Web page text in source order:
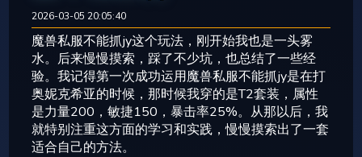
2026-03-05 20:05:40
魔兽私服不能抓jy这个玩法，刚开始我也是一头雾
水。后来慢慢摸索，踩了不少坑，也总结了一些经
验。我记得第一次成功运用魔兽私服不能抓jy是在打
奥妮克希亚的时候，那时候我穿的是T2套装，属性
是力量200，敏捷150，暴击率25%。从那以后，我
就特别注重这方面的学习和实践，慢慢摸索出了一套
适合自己的方法。